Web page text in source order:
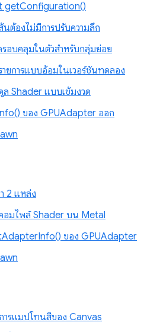
getConfiguration()
ต้องไม่มีการปรับความลึก
อบคลุมในตัวสำหรับกลุ่มย่อย
ายการแบบอ้อมในเวอร์ชันทดลอง
ล Shader แบบเข้มงวด
ของ GPUAdapter ออก
2 แหล่ง
คอมไพล์ Shader บน Metal
ของ GPUAdapter
ารแมปโทนสีของ Canvas